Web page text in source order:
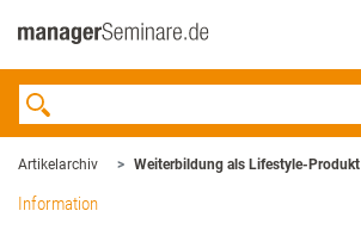
Artikelarchiv Weiterbildung als Lifestyle-Produkt
Information